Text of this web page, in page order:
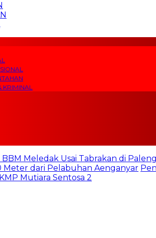
KRIMINAL
Meledak Usai Tabrakan di
dari Pelabuhan Aenganyar
Mutiara Sentosa 2